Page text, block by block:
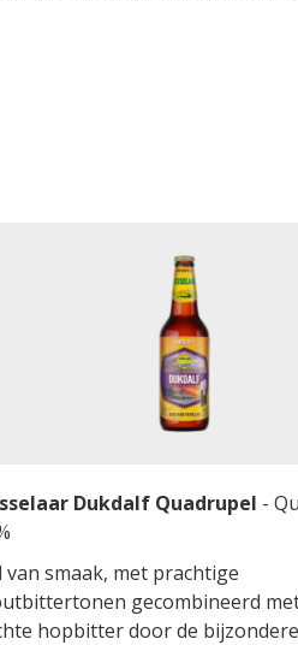
Dukdalf Quadrupel -
van smaak, met prachtige
gecombineerd
hopbitter door de